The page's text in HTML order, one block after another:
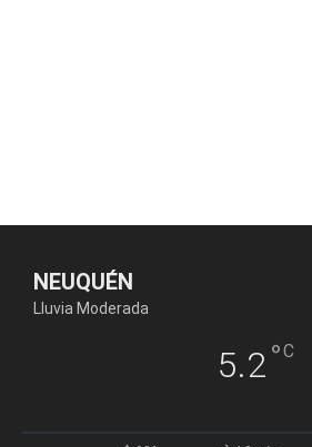
NEUQUÉN
Lluvia Moderada
5.2°C